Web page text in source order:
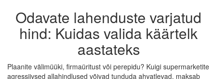
Odavate lahenduste varjatud
hind: Kuidas valida käärtelk
aastateks
Plaanite välimüüki, firmaüritust või perepidu? Kuigi supermarketite
agressiivsed allahindlused võivad tunduda ahvatlevad, maksab